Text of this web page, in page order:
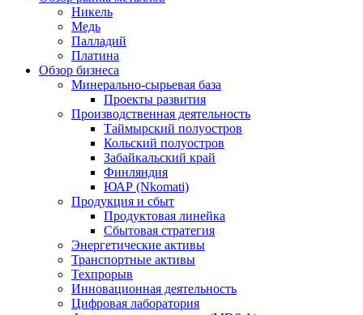
Никель
Медь
Палладий
Платина
Обзор бизнеса
Минерально-сырьевая база
Проекты развития
Производственная деятельность
Таймырский полуостров
Кольский полуостров
Забайкальский край
Финляндия
ЮАР (Nkomati)
Продукция и сбыт
Продуктовая линейка
Сбытовая стратегия
Энергетические активы
Транспортные активы
Техпрорыв
Инновационная деятельность
Цифровая лаборатория